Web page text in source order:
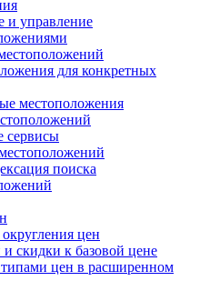
и управление
для конкретных
местоположения
сервисы
поиска
цен
скидки к базовой цене
типами цен в расширенном